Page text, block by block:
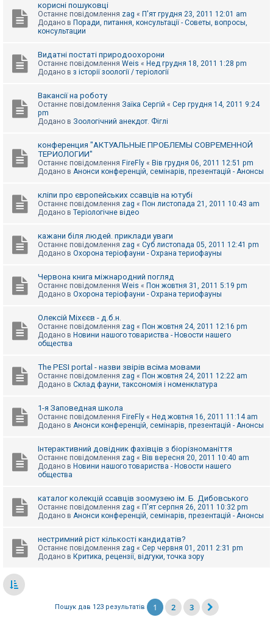
корисні пошуковці
Останнє повідомлення zag « П'ят грудня 23, 2011 12:01 am
Додано в Поради, питання, консультації - Советы, вопросы,
консультации
Видатні постаті природоохорони
Останнє повідомлення Weis « Нед грудня 18, 2011 1:28 pm
Додано в з історії зоології / теріології
Вакансії на роботу
Останнє повідомлення Заїка Сергій « Сер грудня 14, 2011 9:24
pm
Додано в Зоологічний анекдот. Фіглі
конференция "АКТУАЛЬНЫЕ ПРОБЛЕМЫ СОВРЕМЕННОЙ
ТЕРИОЛОГИИ"
Останнє повідомлення FireFly « Вів грудня 06, 2011 12:51 pm
Додано в Анонси конференцій, семінарів, презентацій - Анонсы
кліпи про європейських ссавців на ютубі
Останнє повідомлення zag « Пон листопада 21, 2011 10:43 am
Додано в Теріологічне відео
кажани біля людей. приклади уваги
Останнє повідомлення zag « Суб листопада 05, 2011 12:41 pm
Додано в Охорона теріофауни - Охрана териофауны
Червона книга міжнародний погляд
Останнє повідомлення Weis « Пон жовтня 31, 2011 5:19 pm
Додано в Охорона теріофауни - Охрана териофауны
Олексій Міхєєв - д.б.н.
Останнє повідомлення zag « Пон жовтня 24, 2011 12:16 pm
Додано в Новини нашого товариства - Новости нашего
общества
The PESI portal - назви звірів всіма мовами
Останнє повідомлення zag « Пон жовтня 24, 2011 12:22 am
Додано в Склад фауни, таксономія і номенклатура
1-я Заповедная школа
Останнє повідомлення FireFly « Нед жовтня 16, 2011 11:14 am
Додано в Анонси конференцій, семінарів, презентацій - Анонсы
Інтерактивний довідник фахівців з біорізноманіття
Останнє повідомлення zag « Вів вересня 20, 2011 10:40 am
Додано в Новини нашого товариства - Новости нашего
общества
каталог колекцій ссавців зоомузею ім. Б. Дибовського
Останнє повідомлення zag « П'ят серпня 26, 2011 10:32 pm
Додано в Анонси конференцій, семінарів, презентацій - Анонсы
нестримний ріст кількості кандидатів?
Останнє повідомлення zag « Сер червня 01, 2011 2:31 pm
Додано в Критика, рецензії, відгуки, точка зору
Пошук дав 123 результатів 1 2 3